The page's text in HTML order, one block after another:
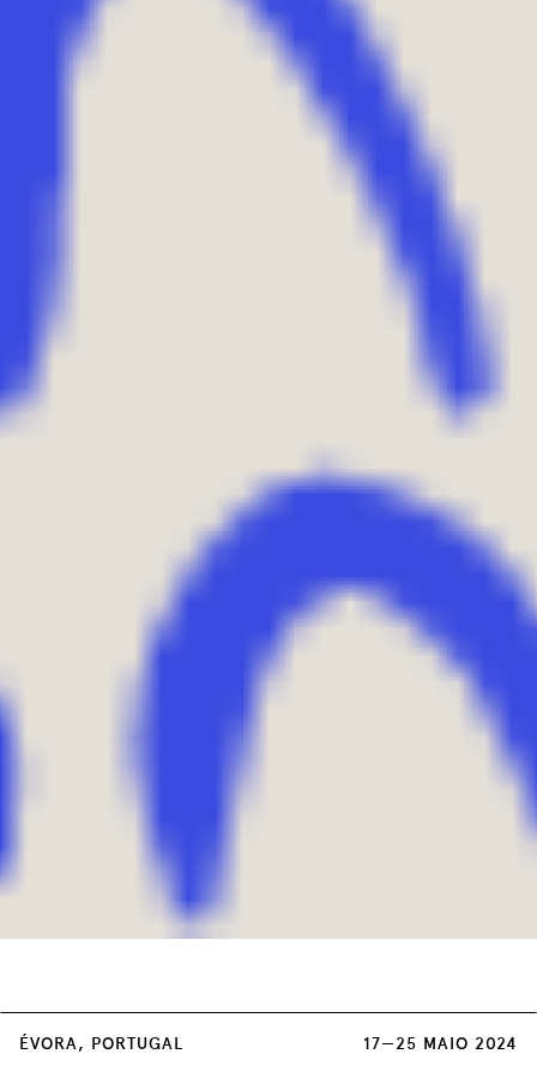
ÉVORA, PORTUGAL 17—25 MAIO 2024
custo único de 3 euros, à venda em: